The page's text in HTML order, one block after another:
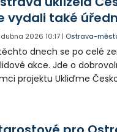
starosty jsou domy za
opravy jsou
nabízí byty v
obvodu.
vydali také
dubna 2026 10:17 | Ostrava-
dnech se po celé
akce. Jde o
projektu Ukliďme